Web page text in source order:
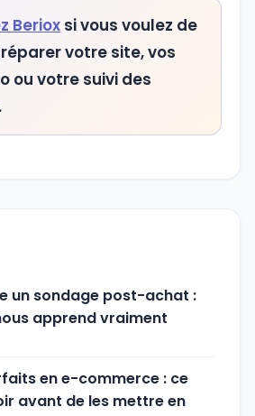
Beriox si vous voulez de
votre site, vos
ou votre suivi des
un sondage post-achat :
apprend vraiment
en e-commerce : ce
avant de les mettre en